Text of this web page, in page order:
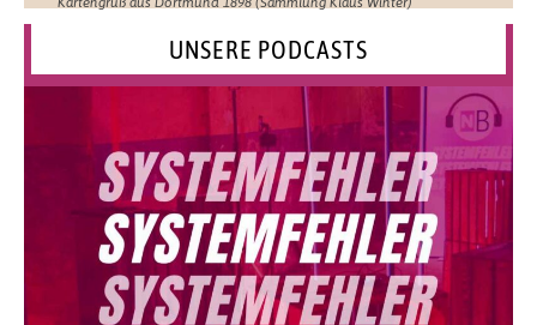
UNSERE PODCASTS